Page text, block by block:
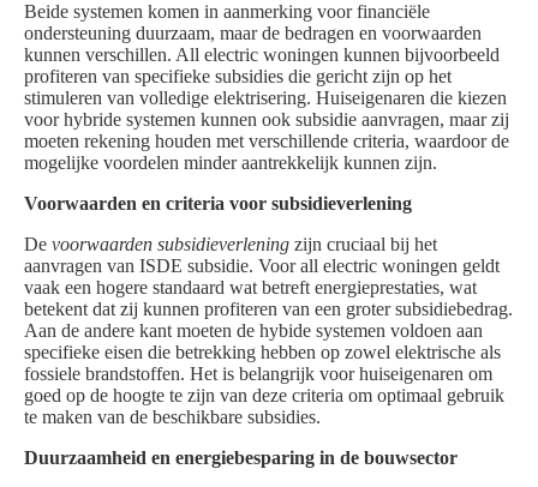
Beide systemen komen in aanmerking voor financiële
ondersteuning duurzaam, maar de bedragen en voorwaarden
kunnen verschillen. All electric woningen kunnen bijvoorbeeld
profiteren van specifieke subsidies die gericht zijn op het
stimuleren van volledige elektrisering. Huiseigenaren die kiezen
voor hybride systemen kunnen ook subsidie aanvragen, maar zij
moeten rekening houden met verschillende criteria, waardoor de
mogelijke voordelen minder aantrekkelijk kunnen zijn.
Voorwaarden en criteria voor subsidieverlening
De voorwaarden subsidieverlening zijn cruciaal bij het
aanvragen van ISDE subsidie. Voor all electric woningen geldt
vaak een hogere standaard wat betreft energieprestaties, wat
betekent dat zij kunnen profiteren van een groter subsidiebedrag.
Aan de andere kant moeten de hybide systemen voldoen aan
specifieke eisen die betrekking hebben op zowel elektrische als
fossiele brandstoffen. Het is belangrijk voor huiseigenaren om
goed op de hoogte te zijn van deze criteria om optimaal gebruik
te maken van de beschikbare subsidies.
Duurzaamheid en energiebesparing in de bouwsector